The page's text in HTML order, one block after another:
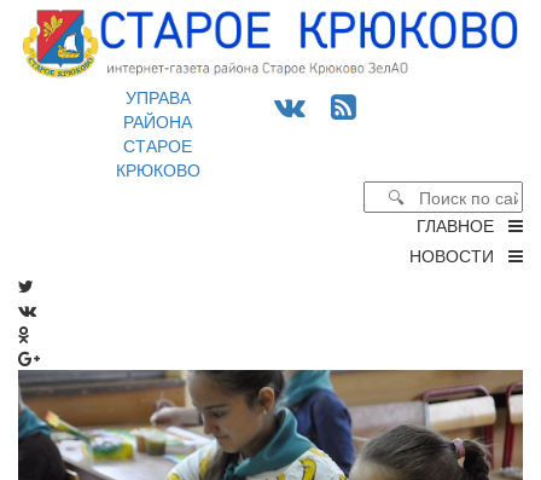
УПРАВА
РАЙОНА
СТАРОЕ
КРЮКОВО
ГЛАВНОЕ
НОВОСТИ